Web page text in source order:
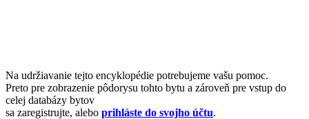
Na udržiavanie tejto encyklopédie potrebujeme vašu pomoc.
Preto pre zobrazenie pôdorysu tohto bytu a zároveň pre vstup do
celej databázy bytov
sa zaregistrujte, alebo prihláste do svojho účtu.